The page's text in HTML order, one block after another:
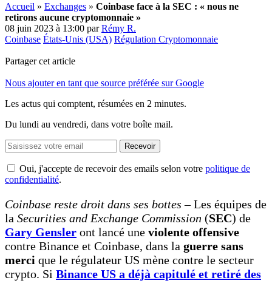
Accueil » Exchanges » Coinbase face à la SEC : « nous ne
retirons aucune cryptomonnaie »
08 juin 2023 à 13:00 parRémy R.
Coinbase États-Unis (USA) Régulation Cryptomonnaie
Partager cet article
Nous ajouter en tant que source préférée sur Google
Les actus qui comptent, résumées en 2 minutes.
Du lundi au vendredi, dans votre boîte mail.
Recevoir
Oui, j'accepte de recevoir des emails selon votre politique de
confidentialité.
Coinbase reste droit dans ses bottes – Les équipes de
la Securities and Exchange Commission (SEC) de
Gary Gensler ont lancé une violente offensive
contre Binance et Coinbase, dans la guerre sans
merci que le régulateur US mène contre le secteur
crypto. Si Binance US a déjà capitulé et retiré des